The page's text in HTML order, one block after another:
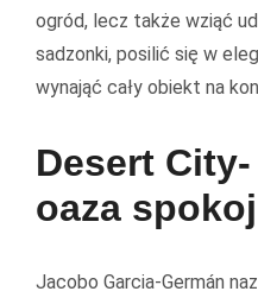
ogród, lecz także wziąć
sadzonki, posilić się w
wynająć cały obiekt na
Desert
oaza
Jacobo Garcia-Germán